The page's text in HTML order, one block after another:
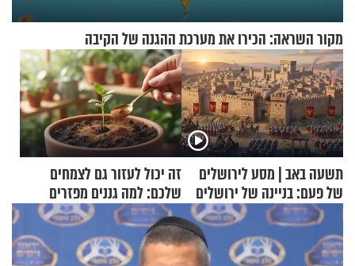
מקור השראה: הכירו את מערכת ההגנה של הקיבה
תשעה באב | מסע לירושלים
של פעם: בניינה של ירושלים
זה יכול לעזור גם לצמחים
שלכם: למה גננים מפזרים
קינמון בעציצים?